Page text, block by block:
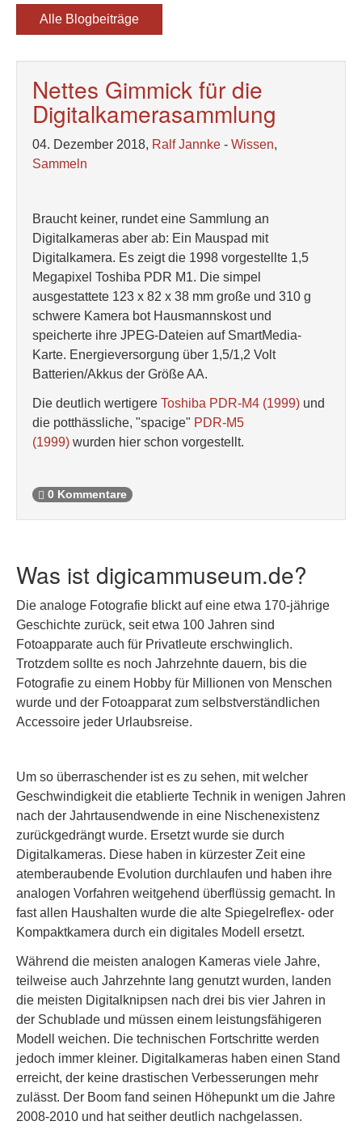
Alle Blogbeiträge
Nettes Gimmick für die
Digitalkamerasammlung
04. Dezember 2018, Ralf Jannke - Wissen,
Sammeln
Braucht keiner, rundet eine Sammlung an
Digitalkameras aber ab: Ein Mauspad mit
Digitalkamera. Es zeigt die 1998 vorgestellte 1,5
Megapixel Toshiba PDR M1. Die simpel
ausgestattete 123 x 82 x 38 mm große und 310 g
schwere Kamera bot Hausmannskost und
speicherte ihre JPEG-Dateien auf SmartMedia-
Karte. Energieversorgung über 1,5/1,2 Volt
Batterien/Akkus der Größe AA.
Die deutlich wertigere Toshiba PDR-M4 (1999) und
die potthässliche, "spacige" PDR-M5
(1999) wurden hier schon vorgestellt.
0 Kommentare
Was ist digicammuseum.de?
Die analoge Fotografie blickt auf eine etwa 170-jährige
Geschichte zurück, seit etwa 100 Jahren sind
Fotoapparate auch für Privatleute erschwinglich.
Trotzdem sollte es noch Jahrzehnte dauern, bis die
Fotografie zu einem Hobby für Millionen von Menschen
wurde und der Fotoapparat zum selbstverständlichen
Accessoire jeder Urlaubsreise.
Um so überraschender ist es zu sehen, mit welcher
Geschwindigkeit die etablierte Technik in wenigen Jahren
nach der Jahrtausendwende in eine Nischenexistenz
zurückgedrängt wurde. Ersetzt wurde sie durch
Digitalkameras. Diese haben in kürzester Zeit eine
atemberaubende Evolution durchlaufen und haben ihre
analogen Vorfahren weitgehend überflüssig gemacht. In
fast allen Haushalten wurde die alte Spiegelreflex- oder
Kompaktkamera durch ein digitales Modell ersetzt.
Während die meisten analogen Kameras viele Jahre,
teilweise auch Jahrzehnte lang genutzt wurden, landen
die meisten Digitalknipsen nach drei bis vier Jahren in
der Schublade und müssen einem leistungsfähigeren
Modell weichen. Die technischen Fortschritte werden
jedoch immer kleiner. Digitalkameras haben einen Stand
erreicht, der keine drastischen Verbesserungen mehr
zulässt. Der Boom fand seinen Höhepunkt um die Jahre
2008-2010 und hat seither deutlich nachgelassen.